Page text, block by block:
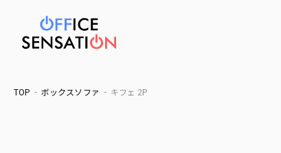
TOP ボックスソファ キフェ 2P